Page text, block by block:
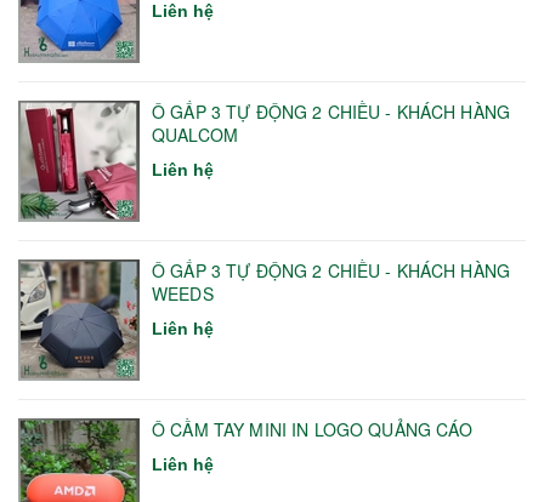
Liên hệ
Ô GẤP 3 TỰ ĐỘNG 2 CHIỀU - KHÁCH HÀNG
QUALCOM
Liên hệ
Ô GẤP 3 TỰ ĐỘNG 2 CHIỀU - KHÁCH HÀNG
WEEDS
Liên hệ
Ô CẦM TAY MINI IN LOGO QUẢNG CÁO
Liên hệ